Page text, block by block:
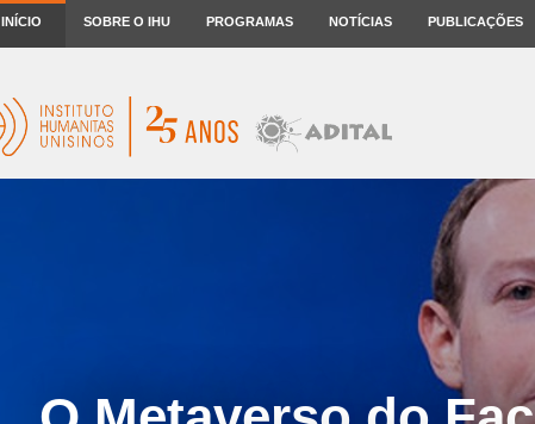
INÍCIO SOBRE O IHU PROGRAMAS NOTÍCIAS PUBLICAÇÕES